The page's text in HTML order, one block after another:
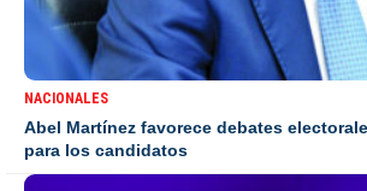
NACIONALES
Abel Martínez favorece debates
para los candidatos